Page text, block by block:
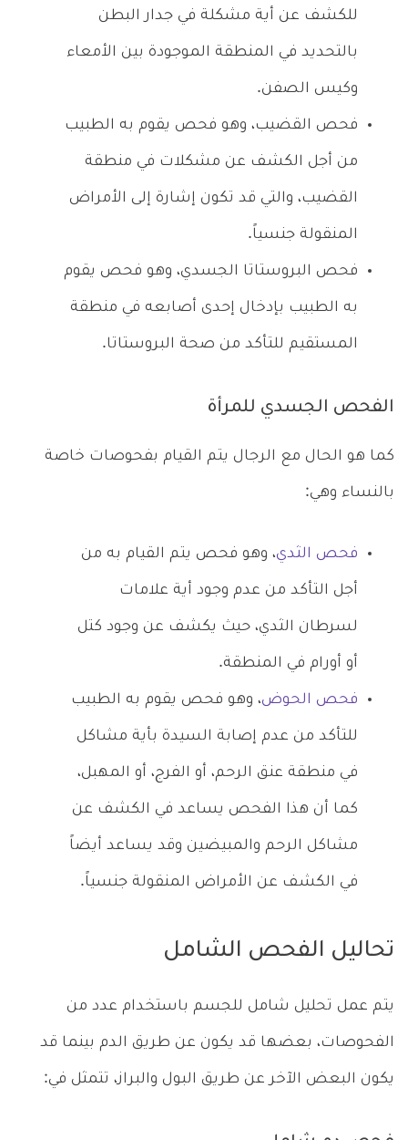
للكشف عن أية مشكلة في جدار البطن
بالتحديد في المنطقة الموجودة بين الأمعاء
وكيس الصفن.
فحص القضيب، وهو فحص يقوم به الطبيب
من أجل الكشف عن مشكلات في منطقة
القضيب، والتي قد تكون إشارة إلى الأمراض
المنقولة جنسياً.
فحص البروستاتا الجسدي، وهو فحص يقوم
به الطبيب بإدخال إحدى أصابعه في منطقة
المستقيم للتأكد من صحة البروستاتا.
الفحص الجسدي للمرأة
كما هو الحال مع الرجال يتم القيام بفحوصات خاصة
بالنساء وهي:
فحص الثدي، وهو فحص يتم القيام به من
أجل التأكد من عدم وجود أية علامات
لسرطان الثدي، حيث يكشف عن وجود كتل
أو أورام في المنطقة.
فحص الحوض، وهو فحص يقوم به الطبيب
للتأكد من عدم إصابة السيدة بأية مشاكل
في منطقة عنق الرحم، أو الفرج، أو المهبل،
كما أن هذا الفحص يساعد في الكشف عن
مشاكل الرحم والمبيضين وقد يساعد أيضاً
في الكشف عن الأمراض المنقولة جنسياً.
تحاليل الفحص الشامل
يتم عمل تحليل شامل للجسم باستخدام عدد من
الفحوصات، بعضها قد يكون عن طريق الدم بينما قد
يكون البعض الآخر عن طريق البول والبراز، تتمثل في: